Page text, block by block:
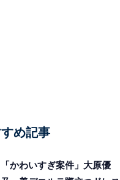
め記事
「かわいすぎ案件」大原優